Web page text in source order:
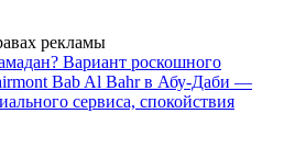
рекламы
Вариант роскошного
Bab Al Bahr в Абу-Даби —
сервиса, спокойствия